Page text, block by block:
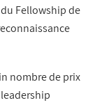
Fellowship de
nombre de prix